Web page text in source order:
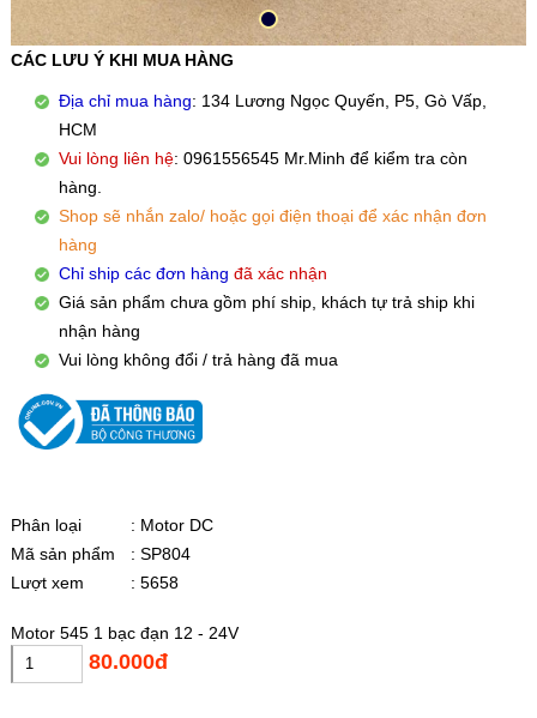
CÁC LƯU Ý KHI MUA HÀNG
Địa chỉ mua hàng: 134 Lương Ngọc Quyến, P5, Gò Vấp,
HCM
Vui lòng liên hệ: 0961556545 Mr.Minh để kiểm tra còn
hàng.
Shop sẽ nhắn zalo/ hoặc gọi điện thoại để xác nhận đơn
hàng
Chỉ ship các đơn hàng đã xác nhận
Giá sản phẩm chưa gồm phí ship, khách tự trả ship khi
nhận hàng
Vui lòng không đổi / trả hàng đã mua
Phân loại
: Motor DC
Mã sản phẩm
: SP804
Lượt xem
: 5658
Motor 545 1 bạc đạn 12 - 24V
80.000đ